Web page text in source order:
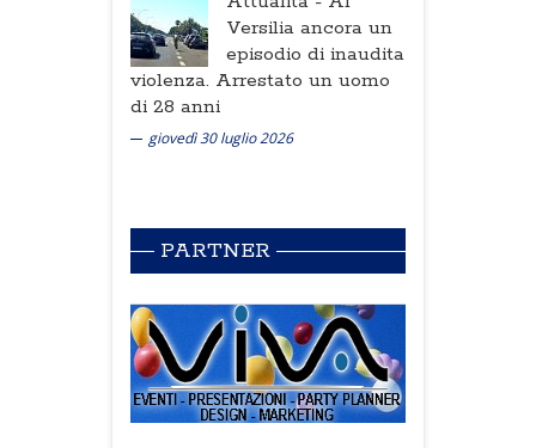
Versilia ancora un
episodio di inaudita
violenza. Arrestato un uomo
di 28 anni
giovedì 30 luglio 2026
PARTNER